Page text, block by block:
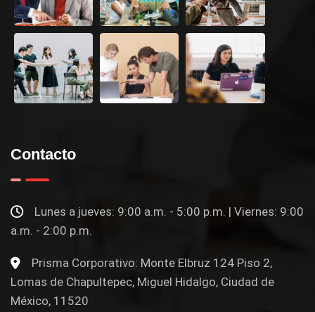
Contacto
Lunes a jueves: 9:00 a.m. - 5:00 p.m. | Viernes: 9:00
a.m. - 2:00 p.m.
Prisma Corporativo: Monte Elbruz 124 Piso 2,
Lomas de Chapultepec, Miguel Hidalgo, Ciudad de
México, 11520